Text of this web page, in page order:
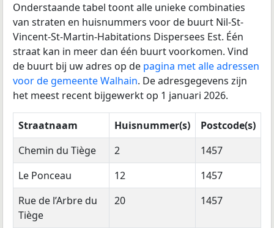
Onderstaande tabel toont alle unieke combinaties
van straten en huisnummers voor de buurt Nil-St-
Vincent-St-Martin-Habitations Dispersees Est. Één
straat kan in meer dan één buurt voorkomen. Vind
de buurt bij uw adres op de pagina met alle adressen
voor de gemeente Walhain. De adresgegevens zijn
het meest recent bijgewerkt op 1 januari 2026.
Straatnaam Huisnummer(s)
Postcode(s)
Chemin du Tiège
2
1457
Le Ponceau
12
1457
Rue de l’Arbre du
Tiège
20 1457